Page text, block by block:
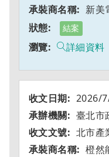
新美
結案
詳細資料
2026/
臺北市
北市產
橙然